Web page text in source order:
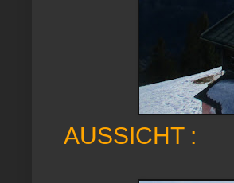
AUSSICHT :